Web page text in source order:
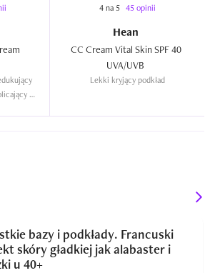
4 na 5 45 opinii
Hean
CC Cream Vital Skin SPF 40
Lekki kryjący podkład
bazy i podkłady. Francuski
skóry gładkiej jak alabaster i
u 40+